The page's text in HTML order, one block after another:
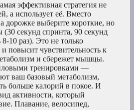
эффективная стратегия не
а использует её. Вместо
дорожке выберите короткие, но
секунд спринта, 90 секунд
10 раз). Это не только
повысит чувствительность к
и сбережет мышцы.
тренировками —
ваш базовый метаболизм,
больше калорий в покое. И
активности, который
Плавание, велосипед,